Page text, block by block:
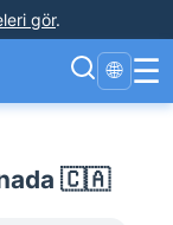
gör.
🌐 ☰
🇨🇦